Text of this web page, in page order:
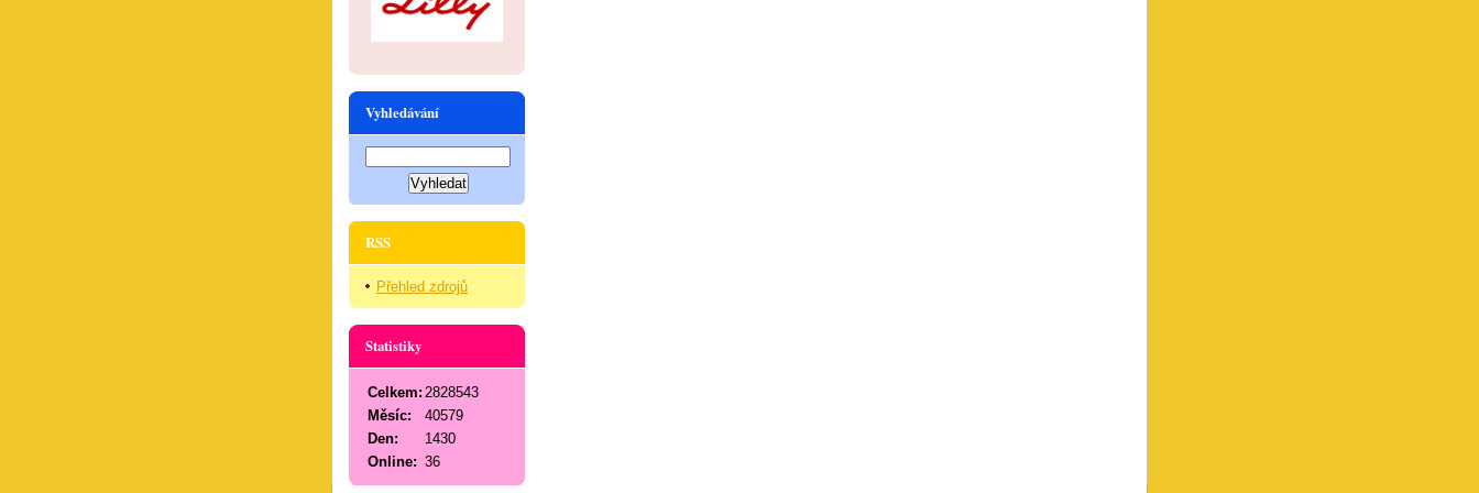
Vyhledávání
RSS
Přehled zdrojů
Statistiky
Online: 36
Celkem: 2828543
Měsíc:
40579
Den:
1430